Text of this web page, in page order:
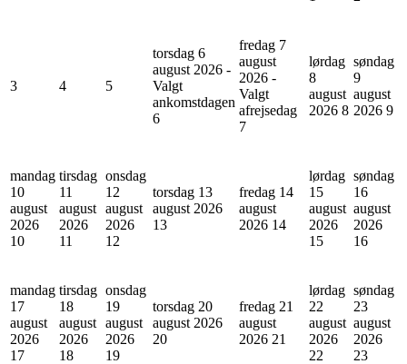
3 4 5
torsdag 6
august 2026 -
Valgt
ankomstdagen
6
fredag 7
august
2026 -
Valgt
afrejsedag
7
lørdag
8
august
2026 8
søndag
9
august
2026 9
mandag
10
august
2026
10
tirsdag
11
august
2026
11
onsdag
12
august
2026
12
torsdag 13
august 2026
13
fredag 14
august
2026 14
lørdag
15
august
2026
15
søndag
16
august
2026
16
mandag
17
august
2026
17
tirsdag
18
august
2026
18
onsdag
19
august
2026
19
torsdag 20
august 2026
20
fredag 21
august
2026 21
lørdag
22
august
2026
22
søndag
23
august
2026
23